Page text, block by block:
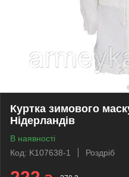
Куртка зимового
Нідерландів
В наявності
Код: K107638-1
Роздріб